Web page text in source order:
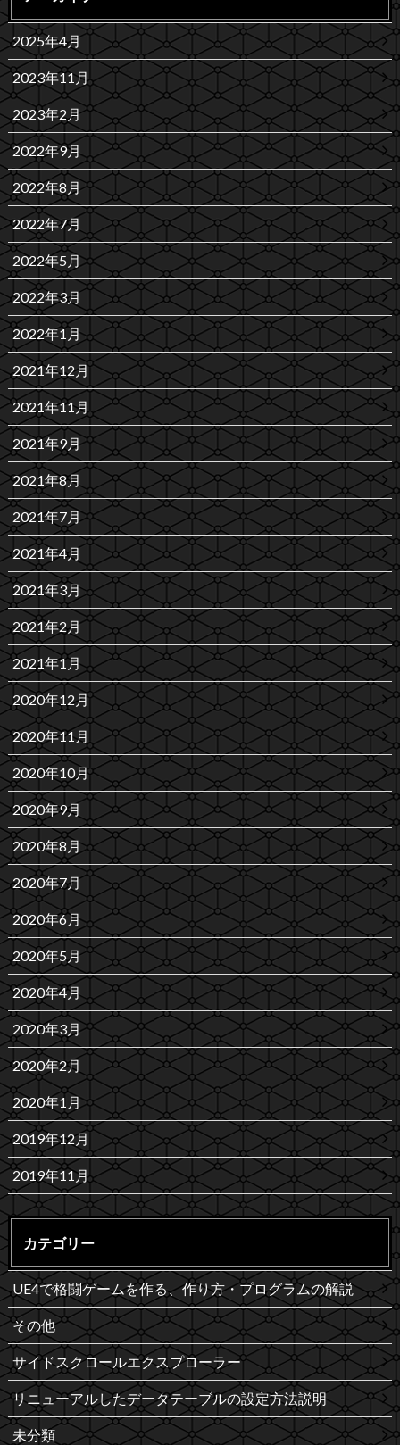
2025年4月
2023年11月
2023年2月
2022年9月
2022年8月
2022年7月
2022年5月
2022年3月
2022年1月
2021年12月
2021年11月
2021年9月
2021年8月
2021年7月
2021年4月
2021年3月
2021年2月
2021年1月
2020年12月
2020年11月
2020年10月
2020年9月
2020年8月
2020年7月
2020年6月
2020年5月
2020年4月
2020年3月
2020年2月
2020年1月
2019年12月
2019年11月
カテゴリー
UE4で格闘ゲームを作る、作り方・プログラムの解説
その他
サイドスクロールエクスプローラー
リニューアルしたデータテーブルの設定方法説明
未分類